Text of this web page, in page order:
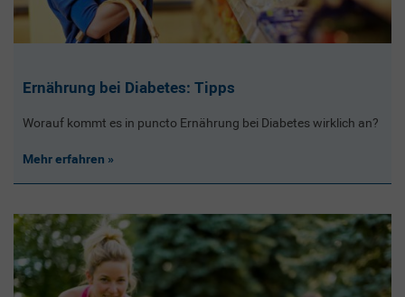
Ernährung bei Diabetes: Tipps
Worauf kommt es in puncto Ernährung bei Diabetes wirklich an?
Mehr erfahren